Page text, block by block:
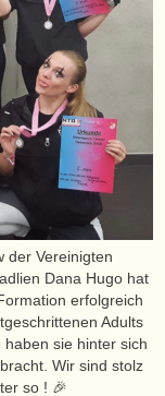
der Vereinigten
Dana Hugo hat
erfolgreich
Adults
sie hinter sich
Wir sind stolz
so ! 🎉